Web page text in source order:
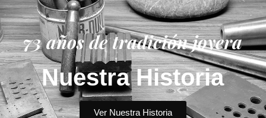
73 años de tradición joyera
Nuestra Historia
Ver Nuestra Historia